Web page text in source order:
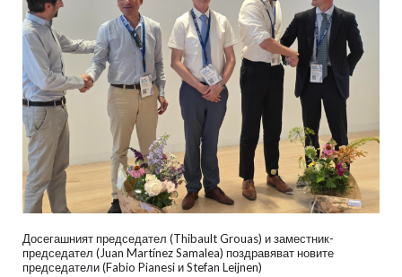
Досегашният председател (Thibault Grouas) и заместник-
председател (Juan Martínez Samalea) поздравяват новите
председатели (Fabio Pianesi и Stefan Leijnen)